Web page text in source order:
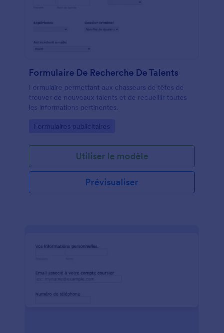
Formulaire De Recherche De Talents
Formulaire permettant aux chasseurs de têtes de
trouver de nouveaux talents et de recueillir toutes
les informations pertinentes.
Go to Category:
Formulaires publicitaires
Utiliser le modèle
Prévisualiser